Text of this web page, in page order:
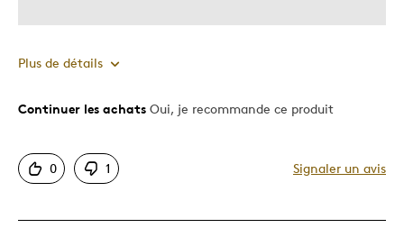
Plus de détails
Le pour
Très bonne qualité
Continuer les achats Oui, je recommande ce produit
0 1 Signaler un avis